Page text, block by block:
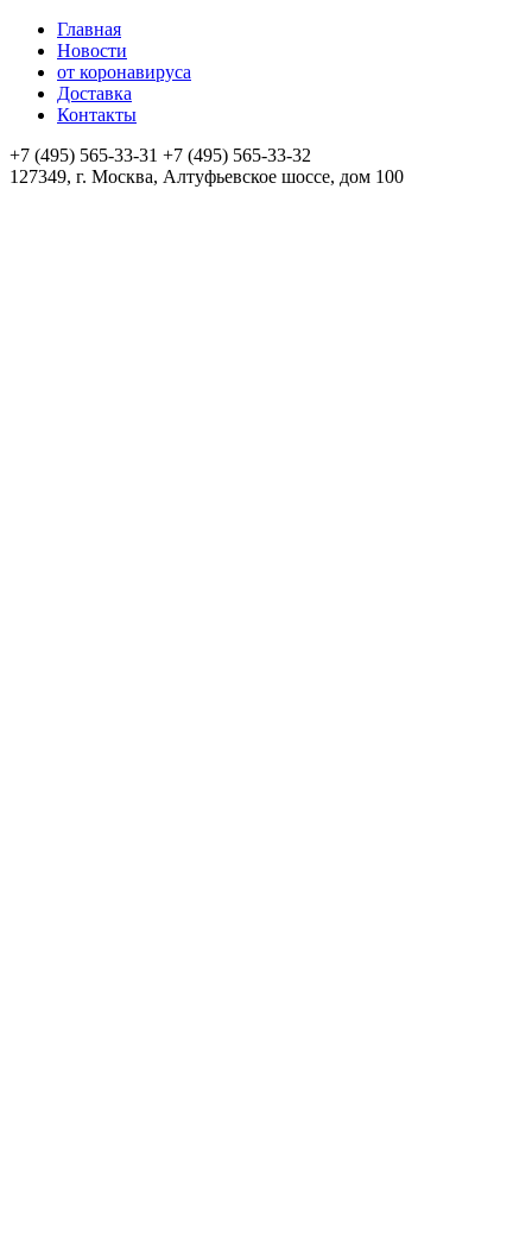
Главная
Новости
от коронавируса
Доставка
Контакты
+7 (495) 565-33-31 +7 (495) 565-33-32
127349, г. Москва, Алтуфьевское шоссе, дом 100